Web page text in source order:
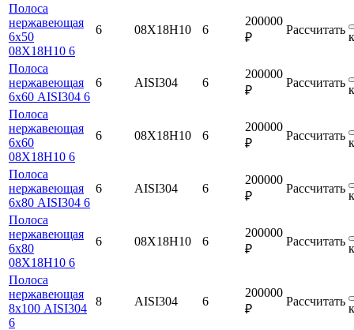
Полоса
нержавеющая
6х50
08Х18Н10 6
6 08Х18Н10 6
200000
₽
Рассчитать
Полоса
нержавеющая
6х60 AISI304 6
6 AISI304 6
200000
₽
Рассчитать
Полоса
нержавеющая
6х60
08Х18Н10 6
6 08Х18Н10 6
200000
₽
Рассчитать
Полоса
нержавеющая
6х80 AISI304 6
6 AISI304 6
200000
₽
Рассчитать
Полоса
нержавеющая
6х80
08Х18Н10 6
6 08Х18Н10 6
200000
₽
Рассчитать
Полоса
нержавеющая
8х100 AISI304
6
8 AISI304 6
200000
₽
Рассчитать